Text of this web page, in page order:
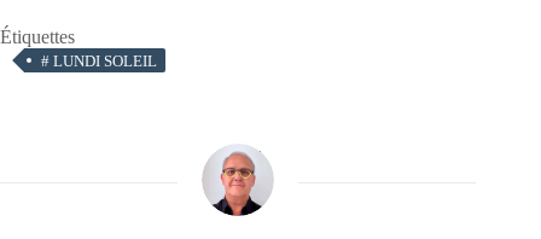
Étiquettes
# LUNDI SOLEIL